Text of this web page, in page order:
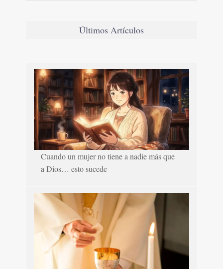
Últimos Artículos
Cuando un mujer no tiene a nadie más que
a Dios… esto sucede